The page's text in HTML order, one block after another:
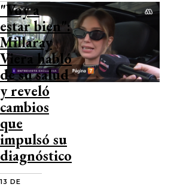
"Voy a
estar bien":
Millaray
Viera habló
de su salud
y reveló
cambios
que
impulsó su
diagnóstico
13 DE